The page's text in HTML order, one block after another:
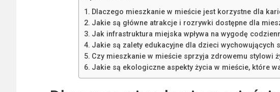
Dlaczego mieszkanie w mieście jest korzystne dla
Jakie są główne atrakcje i rozrywki dostępne dla
Jak infrastruktura miejska wpływa na wygodę
Jakie są zalety edukacyjne dla dzieci wychowujących
Czy mieszkanie w mieście sprzyja zdrowemu stylowi
Jakie są ekologiczne aspekty życia w mieście, które